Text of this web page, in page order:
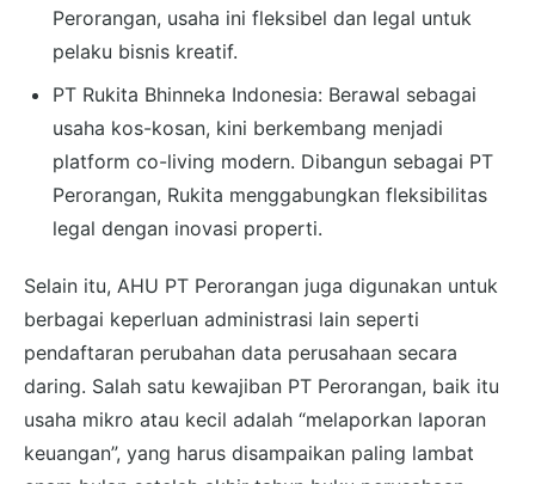
Perorangan, usaha ini fleksibel dan legal untuk
pelaku bisnis kreatif.
PT Rukita Bhinneka Indonesia: Berawal sebagai
usaha kos-kosan, kini berkembang menjadi
platform co-living modern. Dibangun sebagai PT
Perorangan, Rukita menggabungkan fleksibilitas
legal dengan inovasi properti.
Selain itu, AHU PT Perorangan juga digunakan untuk
berbagai keperluan administrasi lain seperti
pendaftaran perubahan data perusahaan secara
daring. Salah satu kewajiban PT Perorangan, baik itu
usaha mikro atau kecil adalah “melaporkan laporan
keuangan”, yang harus disampaikan paling lambat